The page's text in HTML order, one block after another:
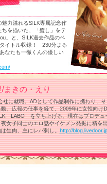
きの・えり
社に就職。ADとして作品制作に携わり、そ
。広報の仕事を経て、2009年に女性向け
LABO」を立ち上げる。現在はプロデュ
女子同士のエロ話やイケメン発掘に精を
生肉、主にレバ刺し。http://
力溢れるSILK専属記念作
を描いた、「癒し」をテ
」と、SILK過去作品のベ
イトル収録！ 230分まる
なたも一徹くんの優しい